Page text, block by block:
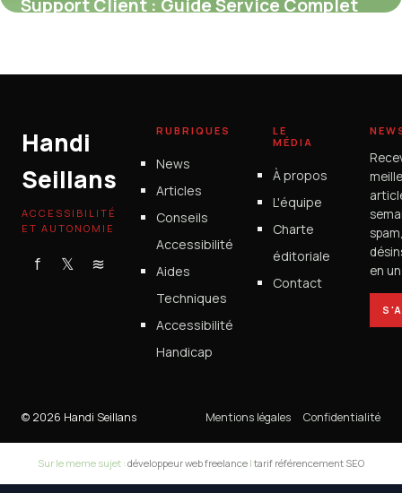
Support Client : Guide Service Complet
Handi
Seillans
ACCESSIBILITÉ
ET AUTONOMIE
f 𝕏 ≋
RUBRIQUES
News
Articles
Conseils
Accessibilité
Aides
Techniques
Accessibilité
Handicap
LE
MÉDIA
À propos
L'équipe
Charte
éditoriale
Contact
en
© 2026 Handi Seillans Mentions légales Confidentialité
Sur le meme sujet : développeur web freelance | tarif référencement SEO